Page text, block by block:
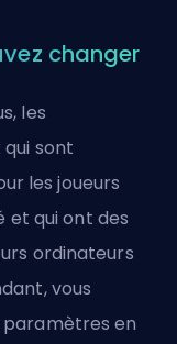
changer
les
sont
les joueurs
et qui ont des
ordinateurs
vous
en